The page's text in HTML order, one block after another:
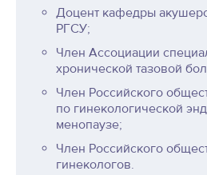
Доцент кафедры
РГСУ;
Член Ассоциации
хронической тазовой
Член Российского
по гинекологической
менопаузе;
Член Российского
гинекологов.